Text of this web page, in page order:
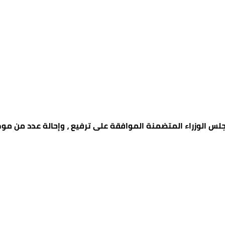
مجلس الوزراء المتضمنة الموافقة على ترفيع ، وإحالة عدد